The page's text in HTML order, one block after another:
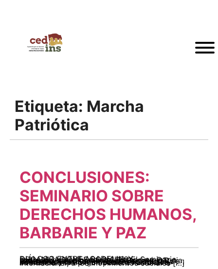
Etiqueta: Marcha
Patriótica
CONCLUSIONES:
SEMINARIO SOBRE
DERECHOS HUMANOS,
BARBARIE Y PAZ
DIÁLOGO ENTRE ACADEMIA Y ORGANIZACIONES SOCIALES El Seminario sobre derechos humanos, Barbarie y Paz, realizado en las ciudades de Bogotá y Tunja, Colombia, los días 15, 16 y 17 de agosto de 2012, propuesto como Encuentro entre la Academia y las Organizaciones Sociales, comunica a la opinión pública nacional e internacional, a los movimientos sociales […]